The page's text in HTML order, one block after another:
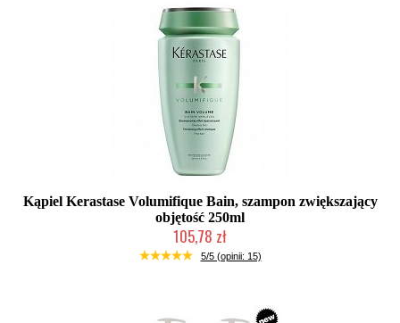
Kąpiel Kerastase Volumifique Bain, szampon zwiększający
objętość 250ml
105,78 zł
Duża ilość (wysyłka w 24h)
5/5 (opinii: 15)